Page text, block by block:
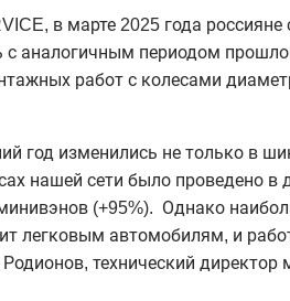
в марте 2025 года россияне
аналогичным периодом
работ с колесами
год изменились не только в
нашей сети было проведено в
(+95%). Однако
легковым автомобилям, и
технический директор